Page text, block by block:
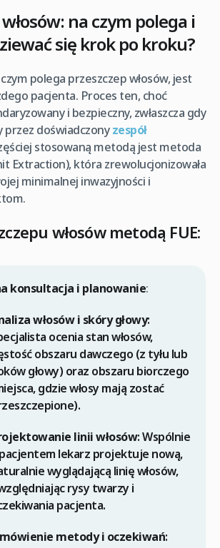
na czym polega i
się krok po kroku?
polega przeszczep włosów, jest
pacjenta. Proces ten, choć
i bezpieczny, zwłaszcza gdy
przez doświadczonyzespół
stosowaną metodą jest metoda
Extraction), która zrewolucjonizowała
minimalnej inwazyjności i
włosów metodą FUE:
konsultacja i planowanie:
włosów i skóry głowy:
ocenia stan włosów,
obszaru dawczego (z tyłu lub
głowy) oraz obszaru biorczego
gdzie włosy mają zostać
linii włosów: Wspólnie
lekarz projektuje nową,
wyglądającą linię włosów,
rysy twarzy i
pacjenta.
metody i oczekiwań: